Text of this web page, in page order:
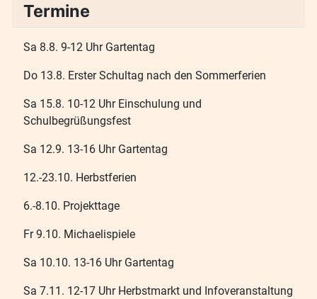
Termine
Sa 8.8. 9-12 Uhr Gartentag
Do 13.8. Erster Schultag nach den Sommerferien
Sa 15.8. 10-12 Uhr Einschulung und
Schulbegrüßungsfest
Sa 12.9. 13-16 Uhr Gartentag
12.-23.10. Herbstferien
6.-8.10. Projekttage
Fr 9.10. Michaelispiele
Sa 10.10. 13-16 Uhr Gartentag
Sa 7.11. 12-17 Uhr Herbstmarkt und Infoveranstaltung